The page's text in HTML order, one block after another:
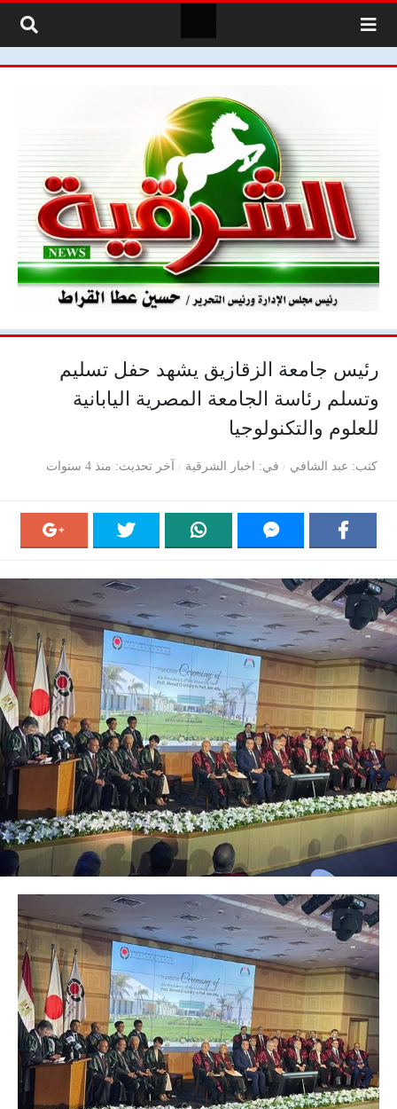
رئيس جامعة الزقازيق يشهد حفل تسليم
وتسلم رئاسة الجامعة المصرية اليابانية
للعلوم والتكنولوجيا
كتب عبد الشافي في اخبار الشرقية آخر تحديث منذ 4 سنوات